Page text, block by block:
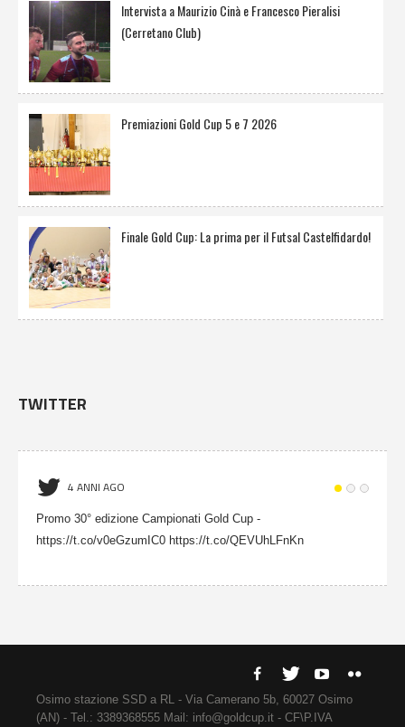
Intervista a Maurizio Cinà e Francesco Pieralisi
(Cerretano Club)
Premiazioni Gold Cup 5 e 7 2026
Finale Gold Cup: La prima per il Futsal Castelfidardo!
TWITTER
4 ANNI AGO
Promo 30° edizione Campionati Gold Cup -
https://t.co/v0eGzumIC0 https://t.co/QEVUhLFnKn
Osimo stazione SSD a RL - Via Camerano 5b, 60027 Osimo
(AN) - Tel.: 3389368555 Mail: info@goldcup.it - CF\P.IVA